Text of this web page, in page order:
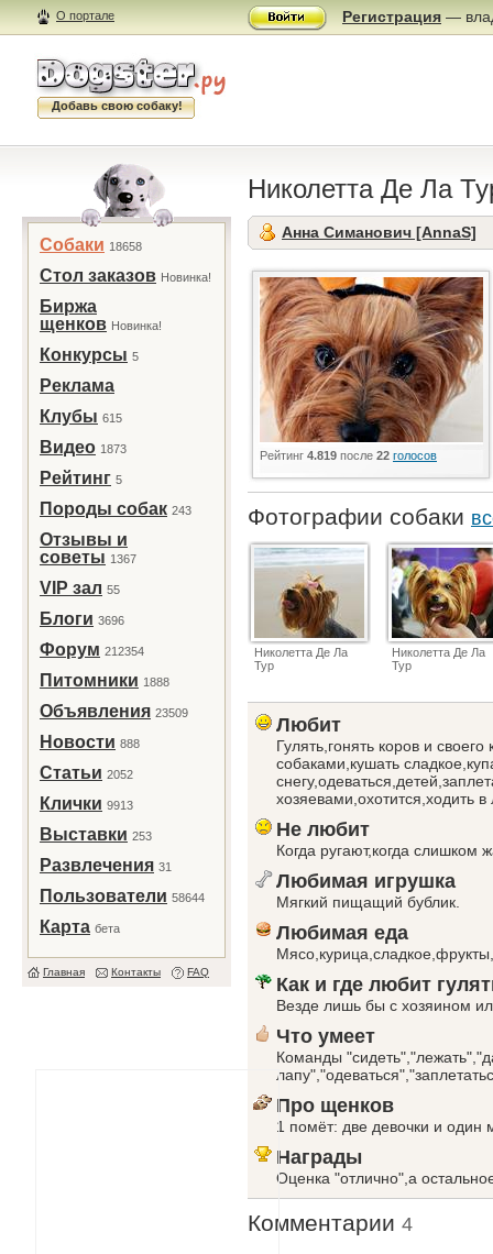
О портале Регистрация —
Добавь свою собаку!
Собаки 18658
Стол заказов Новинка!
Биржа
щенков Новинка!
Конкурсы 5
Реклама
Клубы 615
Видео 1873
Рейтинг 5
Породы собак 243
Отзывы и
советы 1367
VIP зал 55
Блоги 3696
Форум 212354
Питомники 1888
Объявления 23509
Новости 888
Статьи 2052
Клички 9913
Выставки 253
Развлечения 31
Пользователи 58644
Карта бета
Главная Контакты FAQ
Николетта Де Ла
Анна Симанович [AnnaS]
Рейтинг 4.819 после 22 голосов
Фотографии собаки
Николетта Де Ла
Тур
Николетта Де Ла
Тур
Любит
Гулять,гонять коров и
собаками,кушать
хозяевами,охотится,ходить
Не любит
Когда ругают,когда слишком
Любимая игрушка
Мягкий пищащий бублик.
Любимая еда
Как и где любит
Везде лишь бы с хозяином
Что умеет
Команды
Про щенков
1 помёт: две девочки и один
Награды
Оценка "отлично",а
Комментарии 4